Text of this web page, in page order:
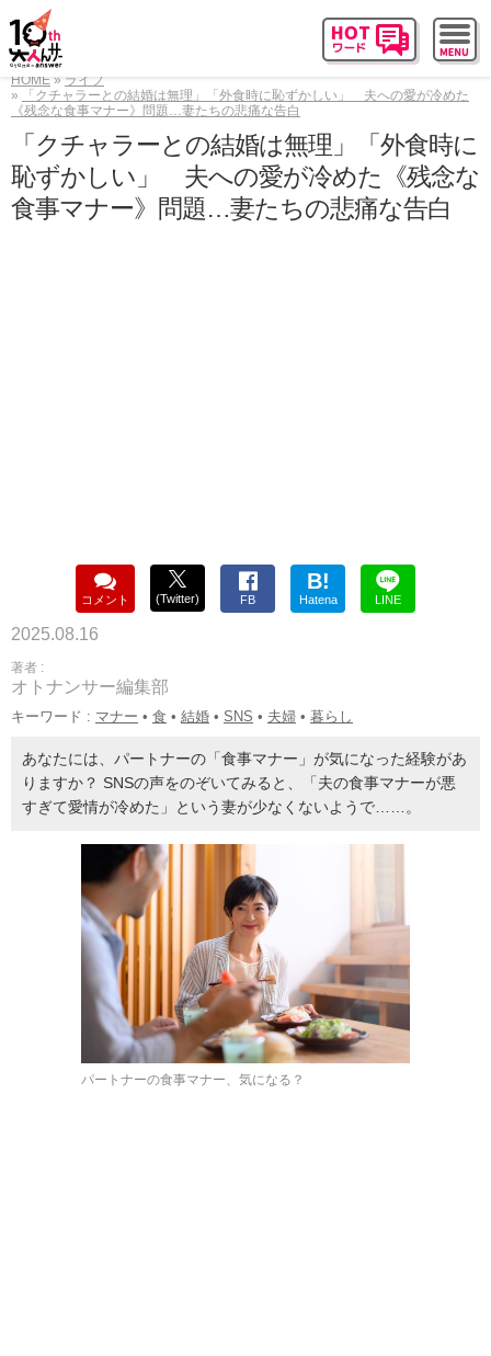
HOME
ライフ
「クチャラーとの結婚は無理」「外食時に恥ずかしい」 夫への愛が冷めた
《残念な食事マナー》問題…妻たちの悲痛な告白
「クチャラーとの結婚は無理」「外食時に
恥ずかしい」 夫への愛が冷めた《残念な
食事マナー》問題…妻たちの悲痛な告白
コメント (Twitter) FB
B!
Hatena LINE
2025.08.16
著者 :
オトナンサー編集部
キーワード : マナー • 食 • 結婚 • SNS • 夫婦 • 暮らし
あなたには、パートナーの「食事マナー」が気になった経験があ
りますか？ SNSの声をのぞいてみると、「夫の食事マナーが悪
すぎて愛情が冷めた」という妻が少なくないようで……。
パートナーの食事マナー、気になる？